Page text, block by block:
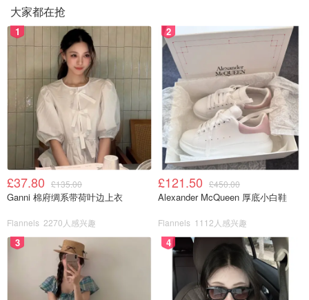
大家都在抢
1
£37.80 £135.00
Ganni 棉府绸系带荷叶边上衣
Flannels 2270人感兴趣
2
£121.50 £450.00
Alexander McQueen 厚底小白鞋
Flannels 1112人感兴趣
3 4